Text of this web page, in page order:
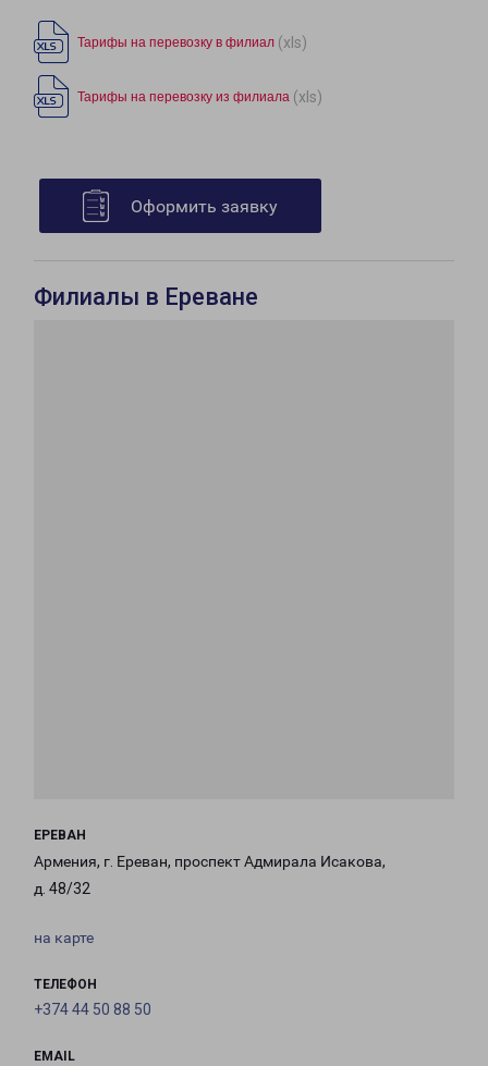
Тарифы на перевозку в филиал (xls)
Тарифы на перевозку из филиала (xls)
Оформить заявку
Филиалы в Ереване
ЕРЕВАН
Армения, г. Ереван, проспект Адмирала Исакова,
д. 48/32
на карте
ТЕЛЕФОН
+374 44 50 88 50
EMAIL